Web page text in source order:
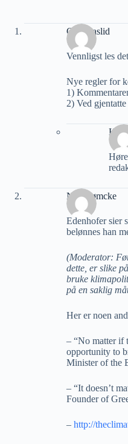
Geir Aaslid
Vennligst les
Nye regler for
1)
2) Ved
Nils Rømcke
Edenhofer sier
belønnes han
(Moderator:
dette, er slike
bruke
på en saklig
Her er noen
– “No matter if
opportunity to
Minister of the
– “It doesn’t
Founder of
– http://